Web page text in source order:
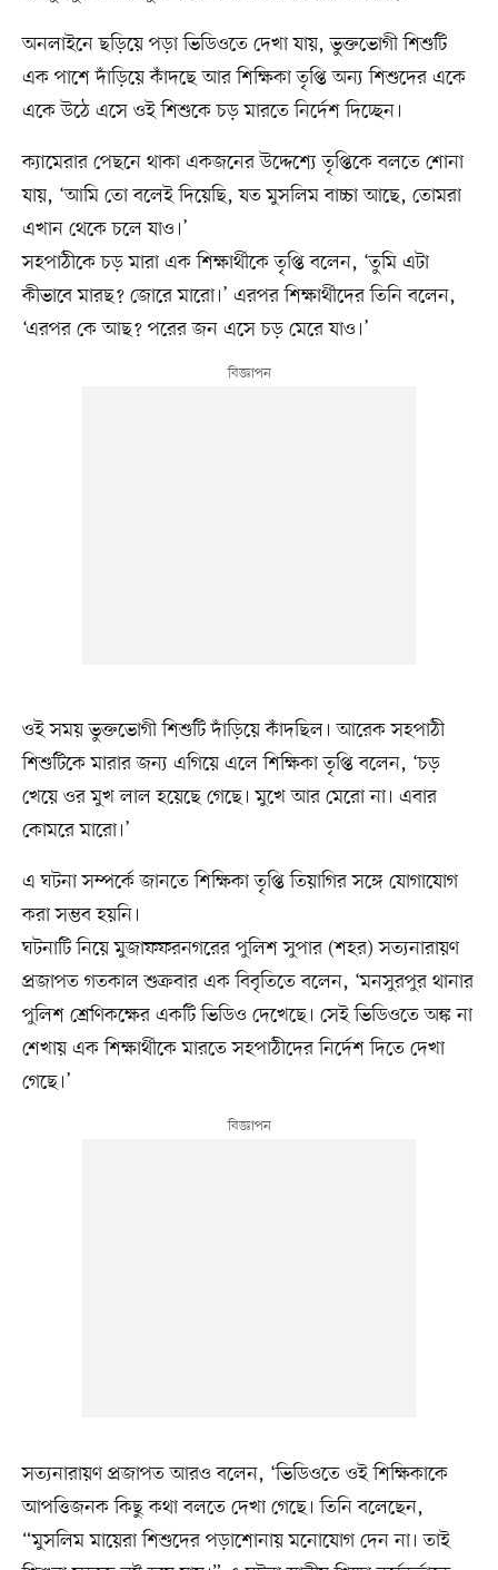
অনলাইনে ছড়িয়ে পড়া ভিডিওতে দেখা যায়, ভুক্তভোগী শিশুটি
এক পাশে দাঁড়িয়ে কাঁদছে আর শিক্ষিকা তৃপ্তি অন্য শিশুদের একে
একে উঠে এসে ওই শিশুকে চড় মারতে নির্দেশ দিচ্ছেন।
ক্যামেরার পেছনে থাকা একজনের উদ্দেশ্যে তৃপ্তিকে বলতে শোনা
যায়, ‘আমি তো বলেই দিয়েছি, যত মুসলিম বাচ্চা আছে, তোমরা
এখান থেকে চলে যাও।’
সহপাঠীকে চড় মারা এক শিক্ষার্থীকে তৃপ্তি বলেন, ‘তুমি এটা
কীভাবে মারছ? জোরে মারো।’ এরপর শিক্ষার্থীদের তিনি বলেন,
‘এরপর কে আছ? পরের জন এসে চড় মেরে যাও।’
ওই সময় ভুক্তভোগী শিশুটি দাঁড়িয়ে কাঁদছিল। আরেক সহপাঠী
শিশুটিকে মারার জন্য এগিয়ে এলে শিক্ষিকা তৃপ্তি বলেন, ‘চড়
খেয়ে ওর মুখ লাল হয়েছে গেছে। মুখে আর মেরো না। এবার
কোমরে মারো।’
এ ঘটনা সম্পর্কে জানতে শিক্ষিকা তৃপ্তি তিয়াগির সঙ্গে যোগাযোগ
করা সম্ভব হয়নি।
ঘটনাটি নিয়ে মুজাফফরনগরের পুলিশ সুপার (শহর) সত্যনারায়ণ
প্রজাপত গতকাল শুক্রবার এক বিবৃতিতে বলেন, ‘মনসুরপুর থানার
পুলিশ শ্রেণিকক্ষের একটি ভিডিও দেখেছে। সেই ভিডিওতে অঙ্ক না
শেখায় এক শিক্ষার্থীকে মারতে সহপাঠীদের নির্দেশ দিতে দেখা
গেছে।’
সত্যনারায়ণ প্রজাপত আরও বলেন, ‘ভিডিওতে ওই শিক্ষিকাকে
আপত্তিজনক কিছু কথা বলতে দেখা গেছে। তিনি বলেছেন,
“মুসলিম মায়েরা শিশুদের পড়াশোনায় মনোযোগ দেন না। তাই